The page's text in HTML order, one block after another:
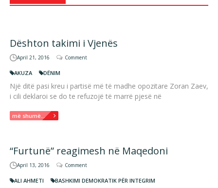
Dështon takimi i Vjenës
April 21, 2016 Comment
AKUZA DËNIM
Një ditë pasi kreu i partisë më të madhe opozitare Zoran Zaev,
i cili deklaroi se do te refuzojë të marrë pjesë në
më shumë...
“Furtunë” reagimesh në Maqedoni
April 13, 2016 Comment
ALI AHMETI BASHKIMI DEMOKRATIK PËR INTEGRIM